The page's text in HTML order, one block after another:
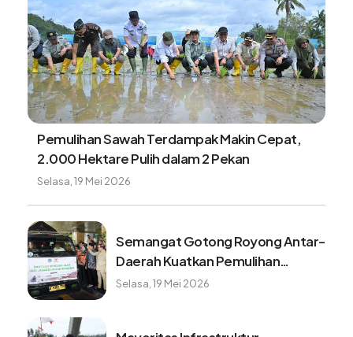
Pemulihan Sawah Terdampak Makin Cepat,
2.000 Hektare Pulih dalam 2 Pekan
Selasa, 19 Mei 2026
Semangat Gotong Royong Antar-
Daerah Kuatkan Pemulihan
Pascabencana Sumatera
Selasa, 19 Mei 2026